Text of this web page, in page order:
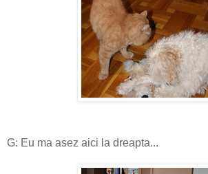
G: Eu ma asez aici la dreapta...